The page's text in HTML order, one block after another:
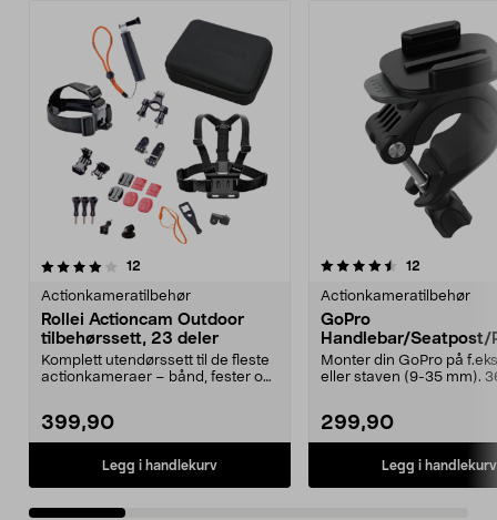
12
Actionkameratilbehør
Rollei Actioncam Outdoor
tilbehørssett, 23 deler
Komplett utendørssett til de fleste
actionkameraer – bånd, fester og
399,90
Legg i handlekurv
4.5 av 5 stjerner 12
Actionkameratilbehør
GoPro
Handlebar/Seatpost/
Mount, rør/styrefeste.
Monter din GoPro på
eller staven (9-35 mm).
299,90
Legg i handlekurv
5.0 av 5 stjerner